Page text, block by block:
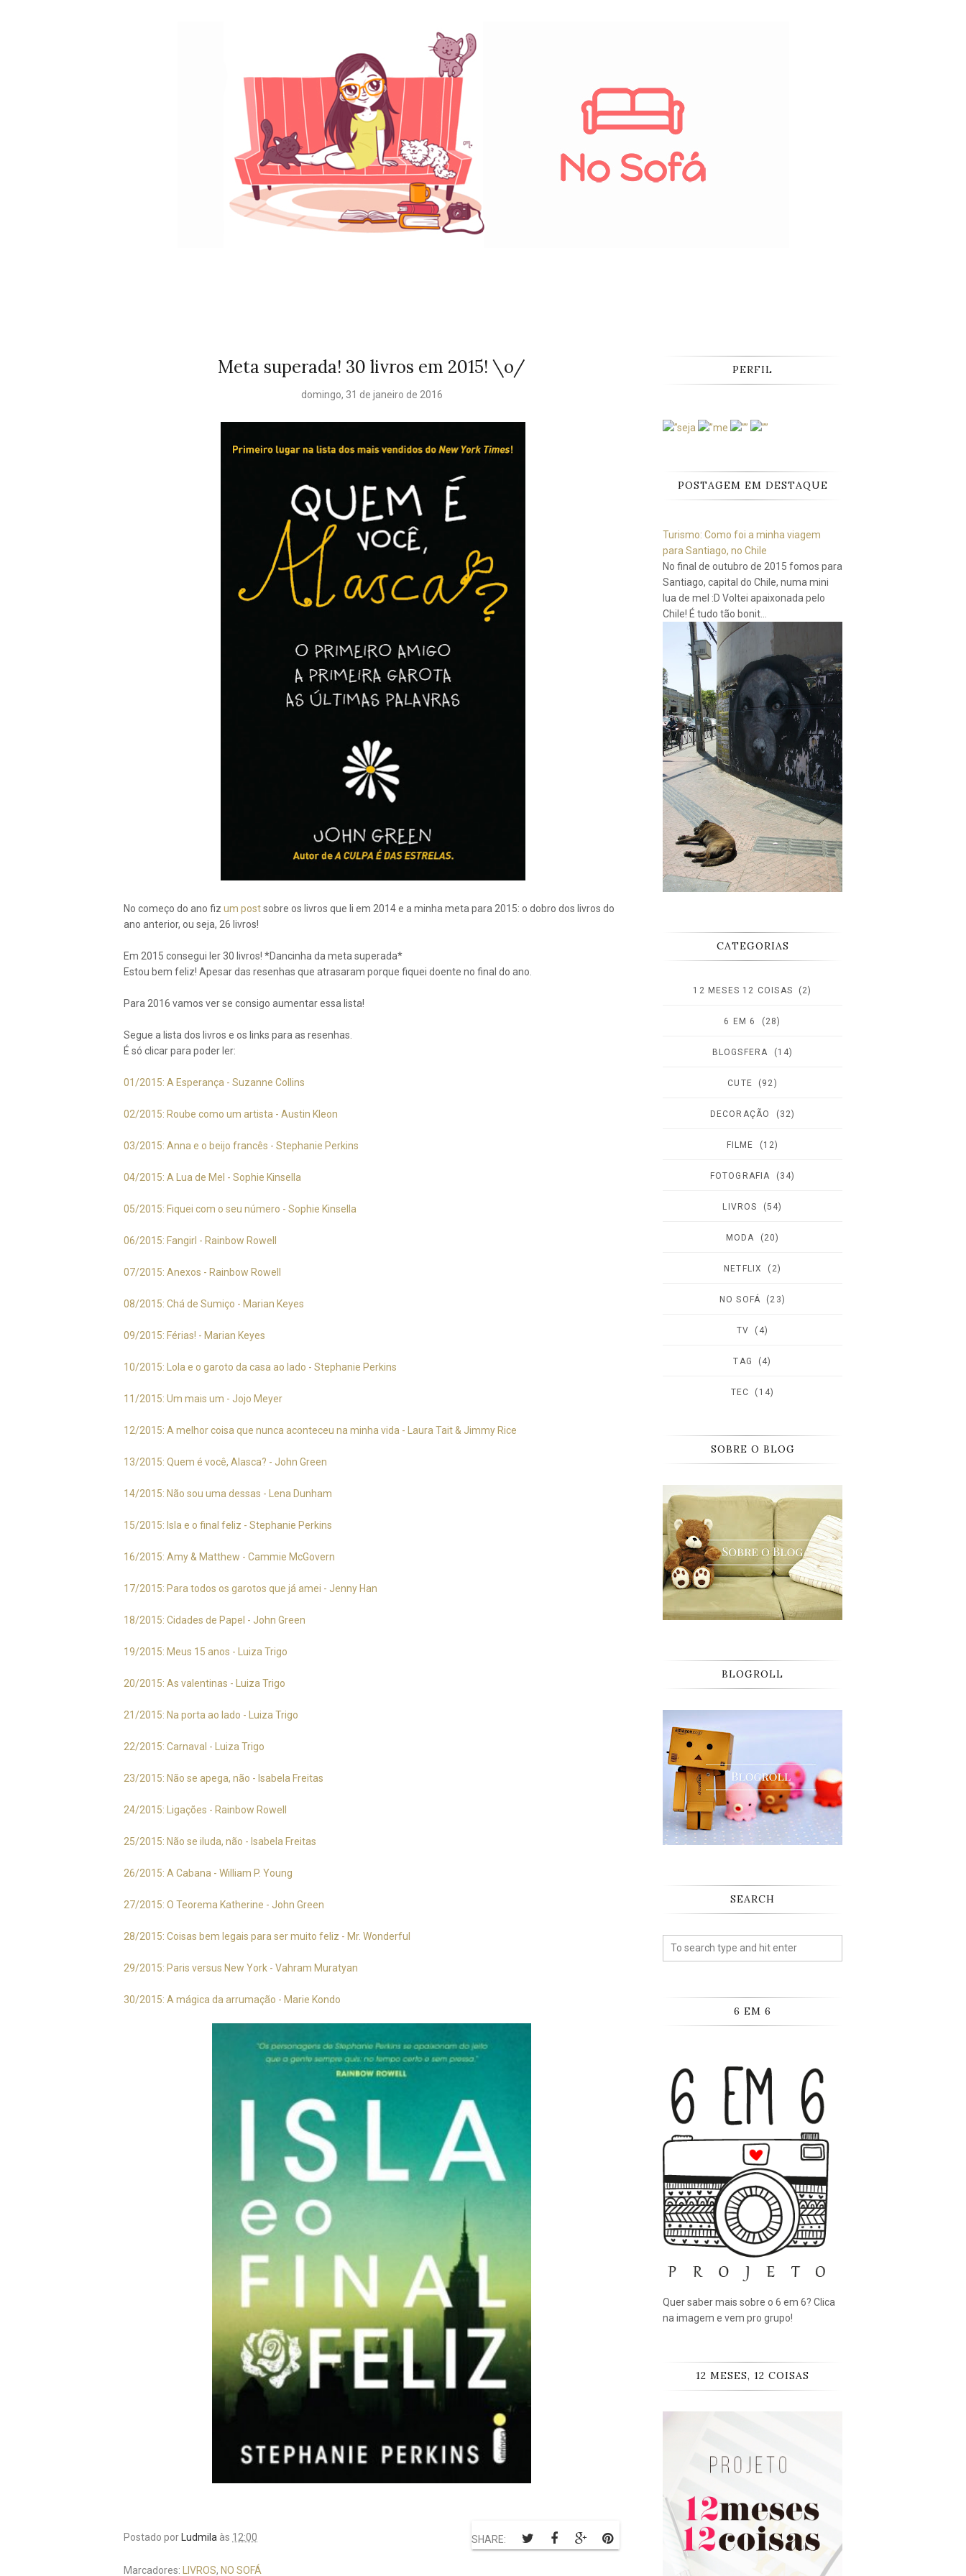
Meta superada! 30 livros em 2015! \o/
domingo, 31 de janeiro de 2016
No começo do ano fiz um postsobre os livros que li em 2014 e a minha meta para 2015: o dobro dos livros do
ano anterior, ou seja, 26 livros!
Em 2015 consegui ler 30 livros! *Dancinha da meta superada*
Estou bem feliz! Apesar das resenhas que atrasaram porque fiquei doente no final do ano.
Para 2016 vamos ver se consigo aumentar essa lista!
Segue a lista dos livros e os links para as resenhas.
É só clicar para poder ler:
01/2015: A Esperança - Suzanne Collins
02/2015: Roube como um artista - Austin Kleon
03/2015: Anna e o beijo francês - Stephanie Perkins
04/2015: A Lua de Mel - Sophie Kinsella
05/2015: Fiquei com o seu número - Sophie Kinsella
06/2015: Fangirl - Rainbow Rowell
07/2015: Anexos - Rainbow Rowell
08/2015: Chá de Sumiço - Marian Keyes
09/2015: Férias! - Marian Keyes
10/2015: Lola e o garoto da casa ao lado - Stephanie Perkins
11/2015: Um mais um - Jojo Meyer
12/2015: A melhor coisa que nunca aconteceu na minha vida - Laura Tait & Jimmy Rice
13/2015: Quem é você, Alasca? - John Green
14/2015: Não sou uma dessas - Lena Dunham
15/2015: Isla e o final feliz - Stephanie Perkins
16/2015: Amy & Matthew - Cammie McGovern
17/2015: Para todos os garotos que já amei - Jenny Han
18/2015: Cidades de Papel - John Green
19/2015: Meus 15 anos - Luiza Trigo
20/2015: As valentinas - Luiza Trigo
21/2015: Na porta ao lado - Luiza Trigo
22/2015: Carnaval - Luiza Trigo
23/2015: Não se apega, não - Isabela Freitas
24/2015: Ligações - Rainbow Rowell
25/2015: Não se iluda, não - Isabela Freitas
26/2015: A Cabana - William P. Young
27/2015: O Teorema Katherine - John Green
28/2015: Coisas bem legais para ser muito feliz - Mr. Wonderful
29/2015: Paris versus New York - Vahram Muratyan
30/2015: A mágica da arrumação - Marie Kondo
Postado por Ludmila às 12:00 SHARE:
Marcadores: LIVROS, NO SOFÁ
PERFIL
POSTAGEM EM DESTAQUE
Turismo: Como foi a minha viagem
para Santiago, no Chile
No final de outubro de 2015 fomos para
Santiago, capital do Chile, numa mini
lua de mel :D Voltei apaixonada pelo
Chile! É tudo tão bonit...
CATEGORIAS
12 MESES 12 COISAS (2)
6 EM 6 (28)
BLOGSFERA (14)
CUTE (92)
DECORAÇÃO (32)
FILME (12)
FOTOGRAFIA (34)
LIVROS (54)
MODA (20)
NETFLIX (2)
NO SOFÁ (23)
TV (4)
TAG (4)
TEC (14)
SOBRE O BLOG
BLOGROLL
SEARCH
6 EM 6
Quer saber mais sobre o 6 em 6? Clica
na imagem e vem pro grupo!
12 MESES, 12 COISAS